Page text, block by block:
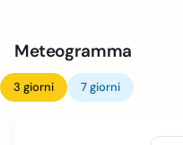
Meteogramma
3 giorni 7 giorni